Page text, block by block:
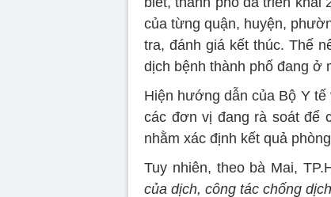
của từng quận, huyện,
tra, đánh giá kết thúc. Thế
dịch bệnh thành phố đang ở
Hiện hướng dẫn của Bộ Y
các đơn vị đang rà soát để
nhằm xác định kết quả
Tuy nhiên, theo bà Mai,
của dịch, công tác chống